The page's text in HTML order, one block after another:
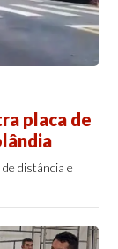
placa de
distância e